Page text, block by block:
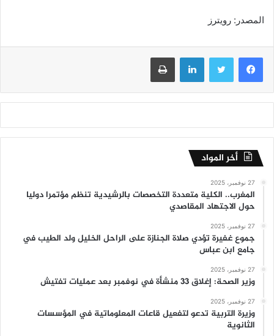
المصدر: رويترز
فيسبوك تويتر لينكدإن طباعة
أخر المواد
27 نوفمبر، 2025
المغرب.. الكلية متعددة التخصصات بالرشيدية تنظم مؤتمرا دوليا
حول الاجتهاد المقاصدي
27 نوفمبر، 2025
جموع غفيرة تؤدي صلاة الجنازة على الراحل الخليل ولد الطيب في
جامع ابن عباس
27 نوفمبر، 2025
وزير الصحة: إغلاق 33 منشأة في نوفمبر بعد عمليات تفتيش
27 نوفمبر، 2025
وزيرة التربية تدعو لتفعيل قاعات المعلوماتية في المؤسسات
الثانوية